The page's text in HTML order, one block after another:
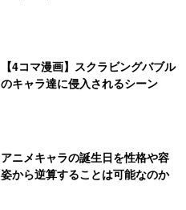
【4コマ漫画】スクラビングバブル
のキャラ達に侵入されるシーン
アニメキャラの誕生日を性格や容
姿から逆算することは可能なのか